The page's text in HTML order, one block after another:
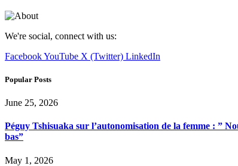
We're social, connect with us:
FacebookYouTube X (Twitter) LinkedIn
Popular Posts
June 25, 2026
Péguy Tshisuaka sur l’autonomisation de la femme : ”
bas”
May 1, 2026